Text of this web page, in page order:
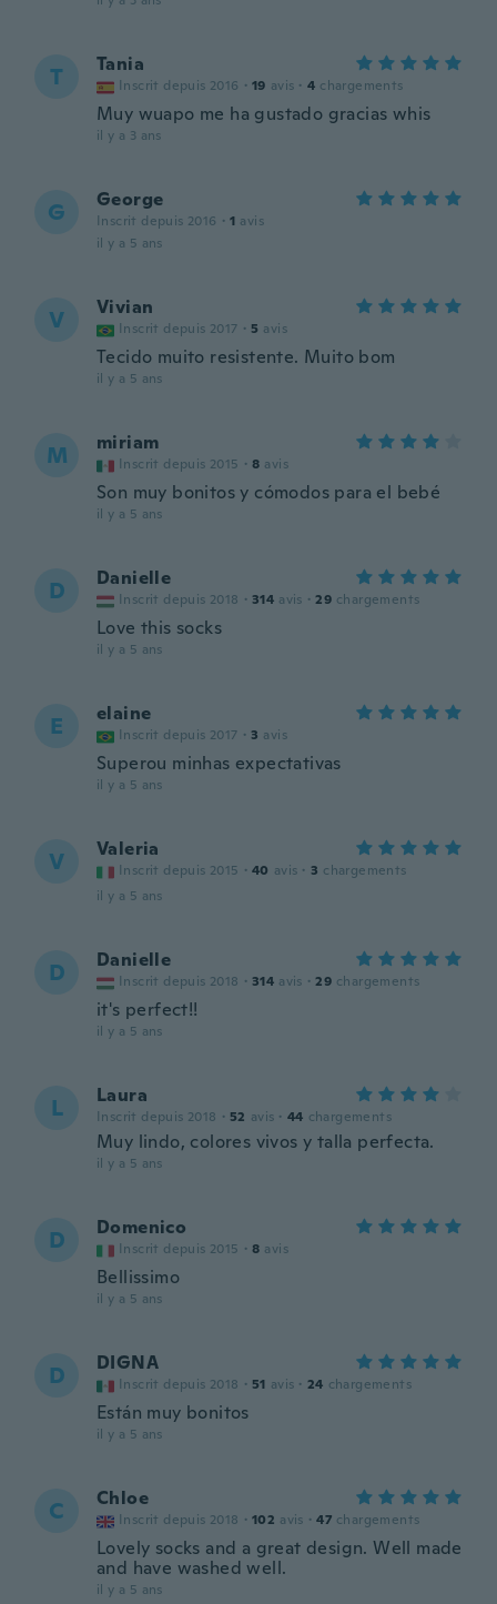
T Tania
Inscrit depuis 2016 · 19 avis · 4 chargements
Muy wuapo me ha gustado gracias whis
il y a 3 ans
G George
Inscrit depuis 2016 · 1 avis
il y a 5 ans
V Vivian
Inscrit depuis 2017 · 5 avis
Tecido muito resistente. Muito bom
il y a 5 ans
M miriam
Inscrit depuis 2015 · 8 avis
Son muy bonitos y cómodos para el bebé
il y a 5 ans
D Danielle
Inscrit depuis 2018 · 314 avis · 29 chargements
Love this socks
il y a 5 ans
E elaine
Inscrit depuis 2017 · 3 avis
Superou minhas expectativas
il y a 5 ans
V Valeria
Inscrit depuis 2015 · 40 avis · 3 chargements
il y a 5 ans
D Danielle
Inscrit depuis 2018 · 314 avis · 29 chargements
it's perfect!!
il y a 5 ans
L Laura
Inscrit depuis 2018 · 52 avis · 44 chargements
Muy lindo, colores vivos y talla perfecta.
il y a 5 ans
D Domenico
Inscrit depuis 2015 · 8 avis
Bellissimo
il y a 5 ans
D DIGNA
Inscrit depuis 2018 · 51 avis · 24 chargements
Están muy bonitos
il y a 5 ans
C Chloe
Inscrit depuis 2018 · 102 avis · 47 chargements
Lovely socks and a great design. Well made
and have washed well.
il y a 5 ans